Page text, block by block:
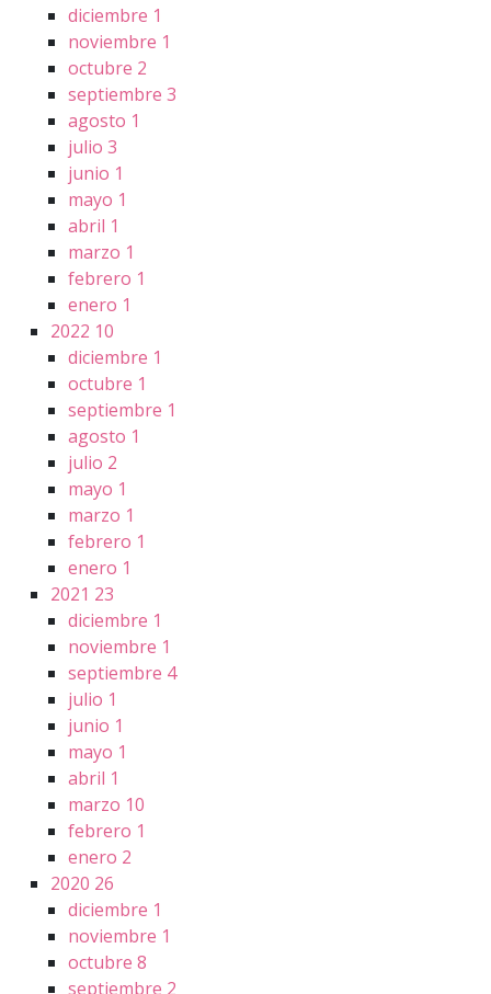
diciembre 1
noviembre 1
octubre 2
septiembre 3
agosto 1
julio 3
junio 1
mayo 1
abril 1
marzo 1
febrero 1
enero 1
2022 10
diciembre 1
octubre 1
septiembre 1
agosto 1
julio 2
mayo 1
marzo 1
febrero 1
enero 1
2021 23
diciembre 1
noviembre 1
septiembre 4
julio 1
junio 1
mayo 1
abril 1
marzo 10
febrero 1
enero 2
2020 26
diciembre 1
noviembre 1
octubre 8
septiembre 2